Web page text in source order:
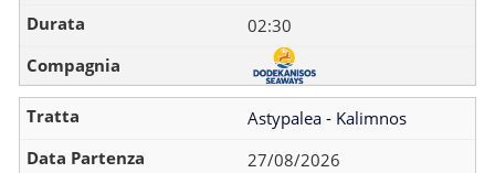
02:30
Astypalea - Kalimnos
27/08/2026